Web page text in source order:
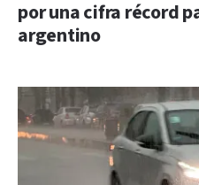
por una cifra récord
argentino